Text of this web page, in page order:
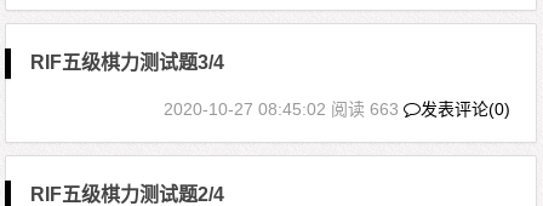
RIF五级棋力测试题3/4
2020-10-27 08:45:02 阅读 663 发表评论(0)
RIF五级棋力测试题2/4